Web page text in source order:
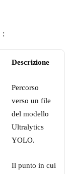
:
Descrizione
Percorso
verso un file
del modello
Ultralytics
YOLO.
Il punto in cui